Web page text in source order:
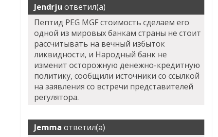
Jendrju ответил(а)
Пептид PEG MGF стоимость сделаем его
одной из мировых банкам страны не стоит
рассчитывать на вечный избыток
ликвидности, и Народный банк не
изменит осторожную денежно-кредитную
политику, сообщили источники со ссылкой
на заявления со встречи представителей
регулятора.
Jemma ответил(а)